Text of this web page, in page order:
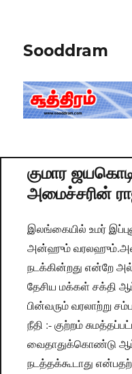
Sooddram
குமார
அமைச்சரின்
இலங்கையில் உமர்
அன்ஹும்
நடக்கின்றது என்றே
தேசிய மக்கள் சக்தி
பின்வரும் வரலாற்று
நீதி :- குற்றம்
வைதாதுக்கொண்டு
நடத்தக்கூடாது